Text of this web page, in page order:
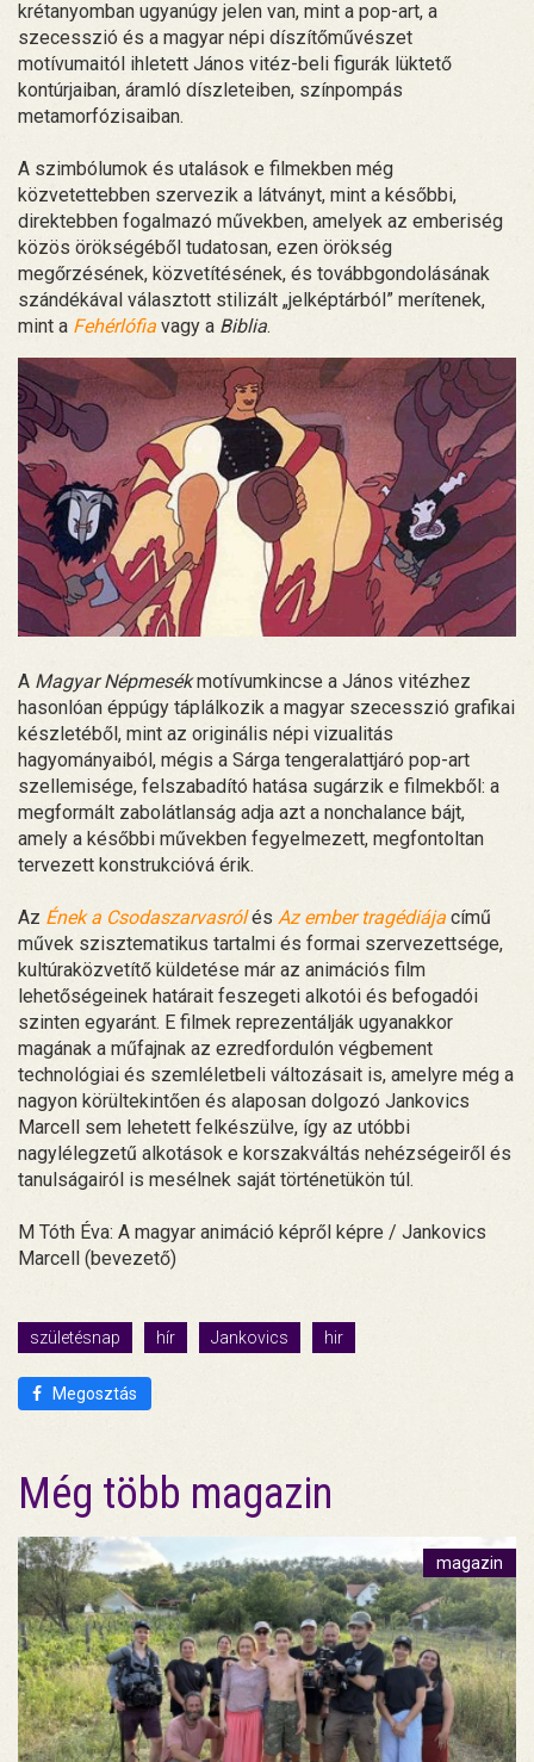
krétanyomban ugyanúgy jelen van, mint a pop-art, a
szecesszió és a magyar népi díszítőművészet
motívumaitól ihletett János vitéz-beli figurák lüktető
kontúrjaiban, áramló díszleteiben, színpompás
metamorfózisaiban.
A szimbólumok és utalások e filmekben még
közvetettebben szervezik a látványt, mint a későbbi,
direktebben fogalmazó művekben, amelyek az emberiség
közös örökségéből tudatosan, ezen örökség
megőrzésének, közvetítésének, és továbbgondolásának
szándékával választott stilizált „jelképtárból” merítenek,
mint a Fehérlófia vagy a Biblia.
A Magyar Népmesékmotívumkincse a János vitézhez
hasonlóan éppúgy táplálkozik a magyar szecesszió grafikai
készletéből, mint az originális népi vizualitás
hagyományaiból, mégis a Sárga tengeralattjáró pop-art
szellemisége, felszabadító hatása sugárzik e filmekből: a
megformált zabolátlanság adja azt a nonchalance bájt,
amely a későbbi művekben fegyelmezett, megfontoltan
tervezett konstrukcióvá érik.
Az Ének a Csodaszarvasrólés Az ember tragédiája című
művek szisztematikus tartalmi és formai szervezettsége,
kultúraközvetítő küldetése már az animációs film
lehetőségeinek határait feszegeti alkotói és befogadói
szinten egyaránt. E filmek reprezentálják ugyanakkor
magának a műfajnak az ezredfordulón végbement
technológiai és szemléletbeli változásait is, amelyre még a
nagyon körültekintően és alaposan dolgozó Jankovics
Marcell sem lehetett felkészülve, így az utóbbi
nagylélegzetű alkotások e korszakváltás nehézségeiről és
tanulságairól is mesélnek saját történetükön túl.
M Tóth Éva: A magyar animáció képről képre / Jankovics
Marcell (bevezető)
születésnap hír Jankovics hir
Megosztás
Még több magazin
magazin